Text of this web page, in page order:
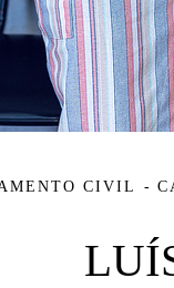
CIVIL